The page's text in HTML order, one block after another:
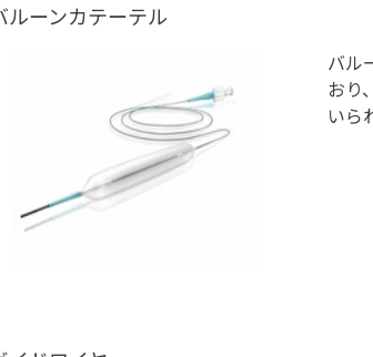
ルーンカテーテル
バル
おり
いら